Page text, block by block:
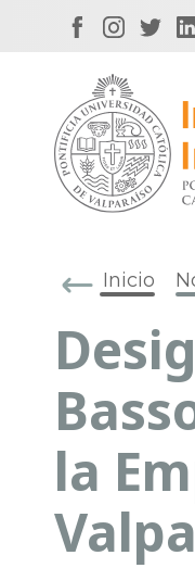
Inicio
la